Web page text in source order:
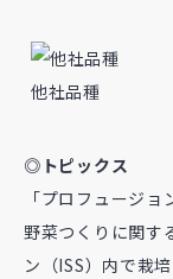
他社品種
◎トピックス
「プロフュージ
野菜つくりに関す
ン（ISS）内で栽